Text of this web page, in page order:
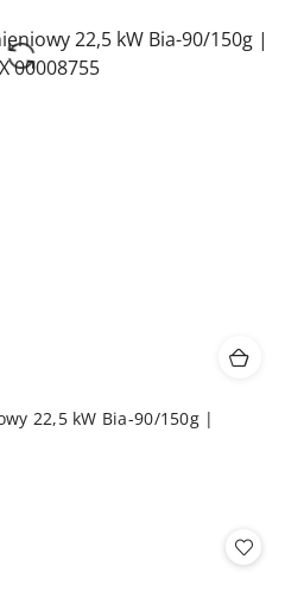
22,5 kW Bia-90/150g |